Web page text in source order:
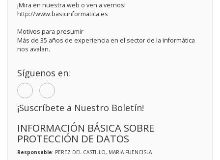
¡Mira en nuestra web o ven a vernos!
http://www.basicinformatica.es
Motivos para presumir
Más de 35 años de experiencia en el sector de la informática
nos avalan.
Síguenos en:
¡Suscríbete a Nuestro Boletín!
INFORMACIÓN BÁSICA SOBRE
PROTECCIÓN DE DATOS
Responsable: PEREZ DEL CASTILLO, MARIA FUENCISLA